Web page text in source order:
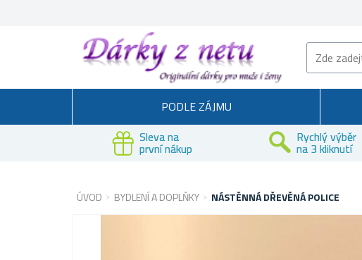
PODLE ZÁJMU
Sleva na
první nákup
Rychlý výběr
na 3 kliknutí
ÚVOD BYDLENÍ A DOPLŇKY NÁSTĚNNÁ DŘEVĚNÁ POLICE